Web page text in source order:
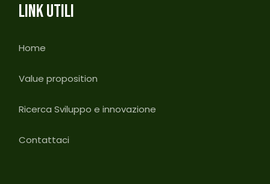
LINK UTILI
Home
Value proposition
Ricerca Sviluppo e innovazione
Contattaci